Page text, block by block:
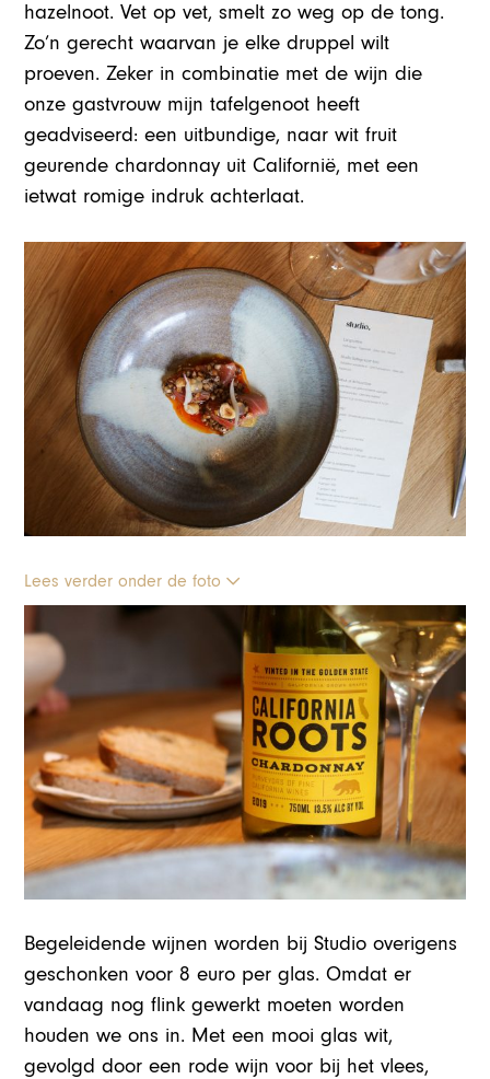
hazelnoot. Vet op vet, smelt zo weg op de tong.
Zo’n gerecht waarvan je elke druppel wilt
proeven. Zeker in combinatie met de wijn die
onze gastvrouw mijn tafelgenoot heeft
geadviseerd: een uitbundige, naar wit fruit
geurende chardonnay uit Californië, met een
ietwat romige indruk achterlaat.
Lees verder onder de foto
Begeleidende wijnen worden bij Studio overigens
geschonken voor 8 euro per glas. Omdat er
vandaag nog flink gewerkt moeten worden
houden we ons in. Met een mooi glas wit,
gevolgd door een rode wijn voor bij het vlees,